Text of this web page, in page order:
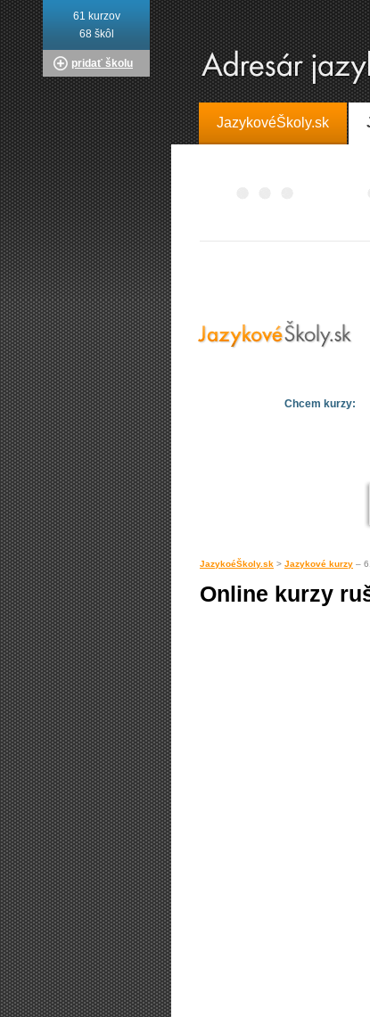
JazykovéŠkoly.sk
Chcem kurzy:
JazykoéŠkoly.sk > Jazykové kurzy –
Online kurzy
61 kurzov
68 škôl
pridať školu